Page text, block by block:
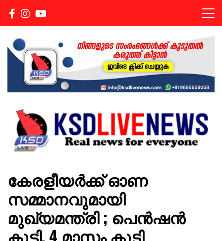
KSDLIVENEWS
കേരളീയർക്ക് ഓണ
സമ്മാനവുമായി
മുഖ്യമന്ത്രി ; പെൻഷൻ
കൂട്ടി, 4 മാസം കൂടി